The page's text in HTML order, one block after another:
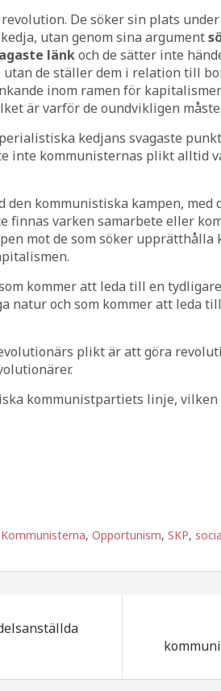
De söker sin plats
utan genom sina argument
länkoch de sätter inte
de ställer dem i relation till
inom ramen för
är varför de oundvikligen måste
kedjans svagaste
inte kommunisternas plikt alltid
den kommunistiska kampen, med
finnas varken samarbete eller
mot de som söker upprätthålla
kommer att leda till en
natur och som kommer att leda
plikt är att göra
kommunistpartiets linje, vilken
Kommunisterna, Opportunism, SKP,